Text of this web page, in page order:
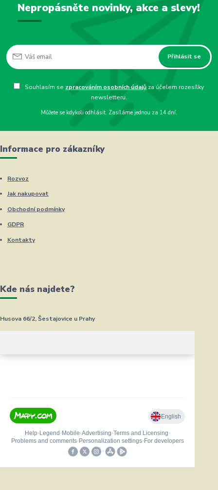
Nepropásněte novinky, akce a slevy!
Přihlásit se
Souhlasím se zpracováním osobních údajů za účelem rozesílky
newsletteru.
Můžete se kdykoli odhlásit. Zasíláme jednou za 14 dní.
Informace pro zákazníky
Rozvoz
Jak nakupovat
Obchodní podmínky
GDPR
Kontakty
Kde nás najdete?
Husova 66/2, Šestajovice u Prahy